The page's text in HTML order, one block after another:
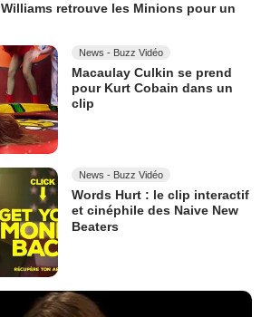
retrouve les Minions pour un
News - Buzz Vidéo
Macaulay Culkin se prend
pour Kurt Cobain dans un
clip
News - Buzz Vidéo
Words Hurt : le clip interactif
et cinéphile des Naive New
Beaters